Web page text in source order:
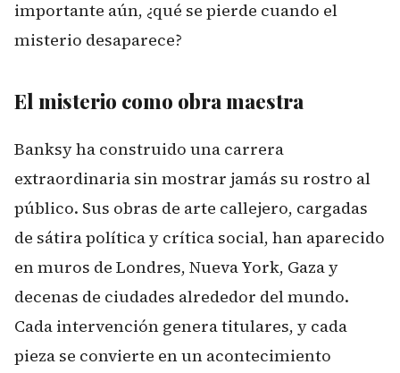
importante aún, ¿qué se pierde cuando el
misterio desaparece?
El misterio como obra maestra
Banksy ha construido una carrera
extraordinaria sin mostrar jamás su rostro al
público. Sus obras de arte callejero, cargadas
de sátira política y crítica social, han aparecido
en muros de Londres, Nueva York, Gaza y
decenas de ciudades alrededor del mundo.
Cada intervención genera titulares, y cada
pieza se convierte en un acontecimiento